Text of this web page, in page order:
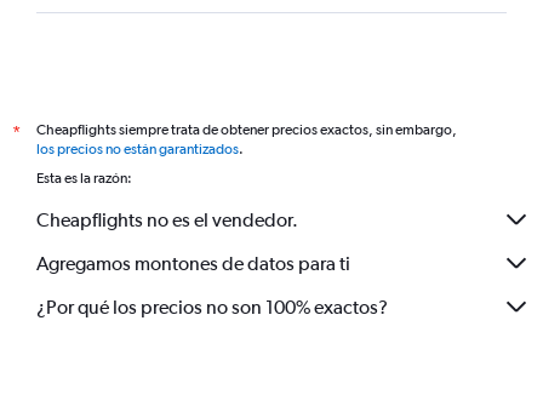
*
Cheapflights siempre trata de obtener precios exactos, sin embargo,
los precios no están garantizados.
Esta es la razón:
Cheapflights no es el vendedor.
Agregamos montones de datos para ti
¿Por qué los precios no son 100% exactos?